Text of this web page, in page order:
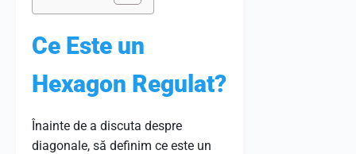
Ce Este un
Hexagon Regulat?
Înainte de a discuta despre
diagonale, să definim ce este un